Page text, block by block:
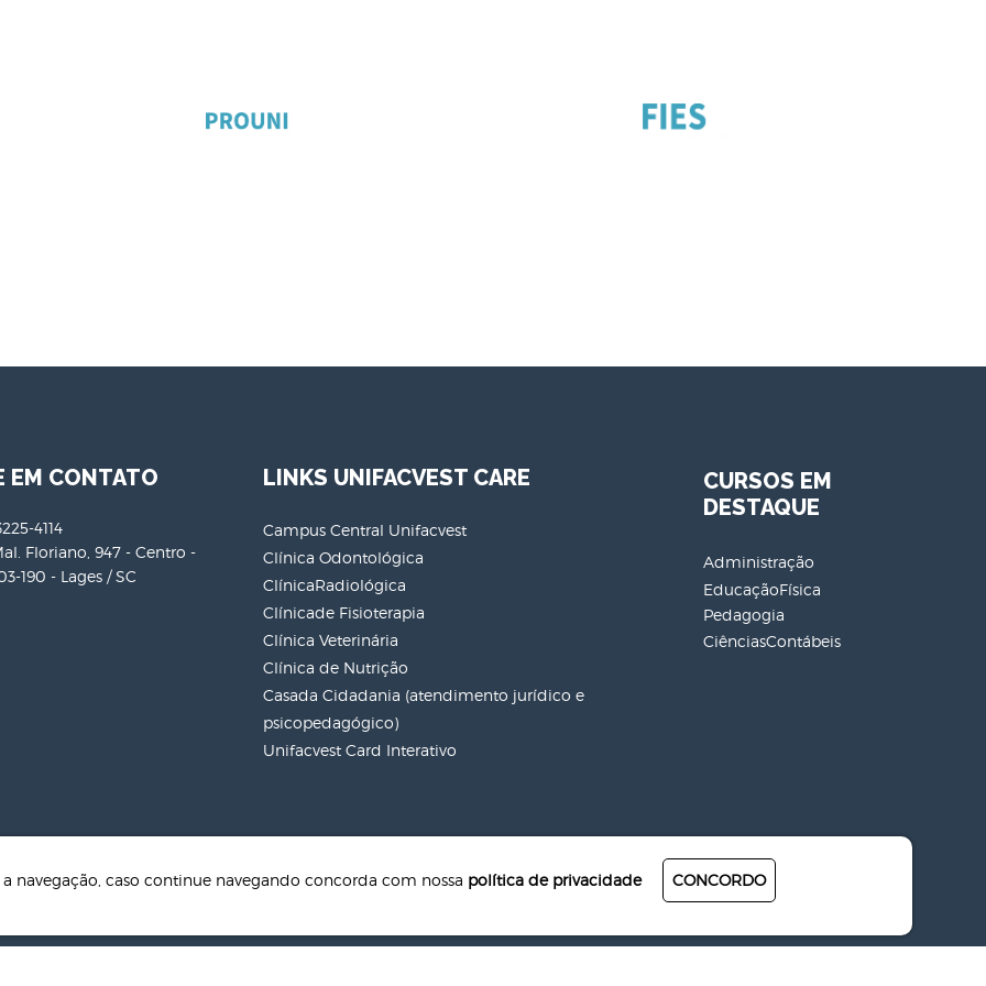
EM CONTATO
4114
Floriano, 947 - Centro -
190 - Lages / SC
LINKS UNIFACVEST CARE
Campus Central Unifacvest
Clínica Odontológica
ClínicaRadiológica
Clínicade Fisioterapia
Clínica Veterinária
Clínica de Nutrição
Casada Cidadania (atendimento jurídico e
psicopedagógico)
Unifacvest Card Interativo
CURSOS EM
DESTAQUE
Administração
EducaçãoFísica
Pedagogia
CiênciasContábeis
navegação, caso continue navegando concorda com nossa política de privacidade CONCORDO